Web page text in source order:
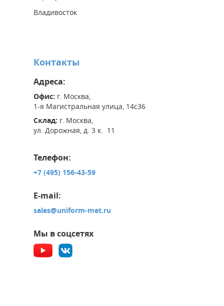
Владивосток
Контакты
Адреса:
Офис: г. Москва,
1-я Магистральная улица, 14с36
Склад: г. Москва,
ул. Дорожная, д. 3 к. 11
Телефон:
+7 (495) 156-43-59
E-mail:
sales@uniform-met.ru
Мы в соцсетях